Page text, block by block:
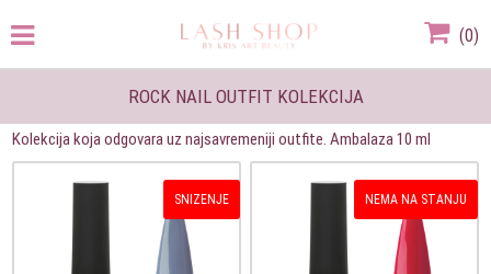
(0)
ROCK NAIL OUTFIT KOLEKCIJA
Kolekcija koja odgovara uz najsavremeniji outfite. Ambalaza 10 ml
SNIZENJE NEMA NA STANJU